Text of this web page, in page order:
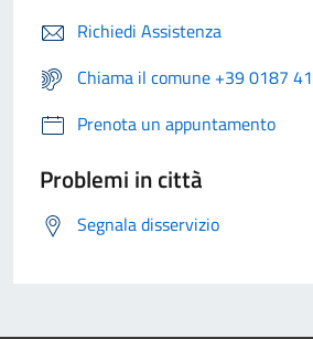
Richiedi Assistenza
Chiama il comune +39 0187
Prenota un appuntamento
Problemi in città
Segnala disservizio